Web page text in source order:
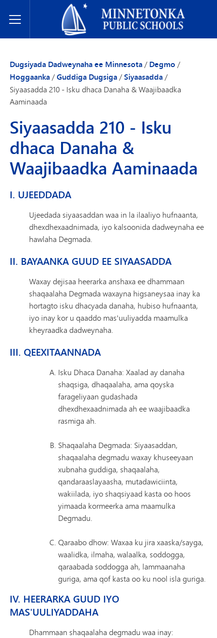
Toggle Menu
Dugsiyada Dadweynaha ee Minnetonka
Dugsiyada Dadweynaha ee Minnesota/ Degmo /
Hoggaanka/Guddiga Dugsiga/Siyaasadda/
Siyaasadda 210 - Isku dhaca Danaha & Waajibaadka
Aaminaada
Siyaasadda 210 - Isku
dhaca Danaha &
Waajibaadka Aaminaada
I. UJEEDDADA
Ujeedada siyaasaddan waa in la ilaaliyo hufnaanta,
dhexdhexaadnimada, iyo kalsoonida dadweynaha ee
hawlaha Degmada.
II. BAYAANKA GUUD EE SIYAASADDA
Waxay dejisaa heerarka anshaxa ee dhammaan
shaqaalaha Degmada waxayna higsaneysaa inay ka
hortagto isku dhacyada danaha, hubiso hufnaanta,
iyo inay kor u qaaddo mas'uuliyadda maamulka
kheyraadka dadweynaha.
III. QEEXITAANNADA
Isku Dhaca Danaha: Xaalad ay danaha
shaqsiga, dhaqaalaha, ama qoyska
farageliyaan gudashada
dhexdhexaadnimada ah ee waajibaadka
rasmiga ah.
Shaqaalaha Degmada: Siyaasaddan,
shaqaalaha degmadu waxay khuseeyaan
xubnaha guddiga, shaqaalaha,
qandaraaslayaasha, mutadawiciinta,
wakiilada, iyo shaqsiyaad kasta oo hoos
yimaada kormeerka ama maamulka
Degmadu.
Qaraabo dhow: Waxaa ku jira xaaska/sayga,
waalidka, ilmaha, walaalka, soddogga,
qaraabada soddogga ah, lammaanaha
guriga, ama qof kasta oo ku nool isla guriga.
IV. HEERARKA GUUD IYO
MAS'UULIYADDAHA
Dhammaan shaqaalaha degmadu waa inay: